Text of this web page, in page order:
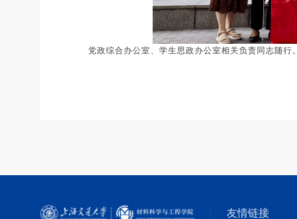
党政综合办公室、学生思政办公室相关负责同志随行。
友情链接